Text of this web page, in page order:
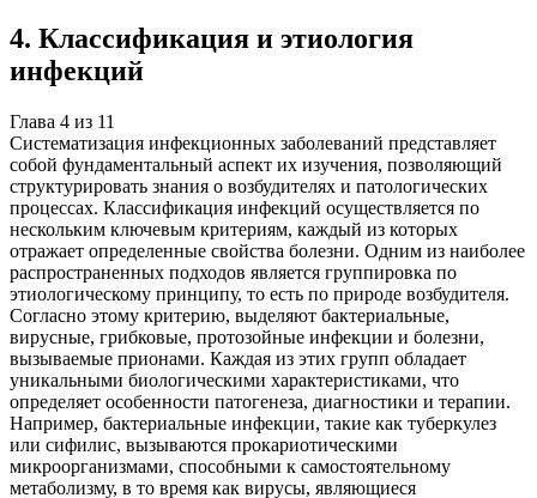
4. Классификация и этиология
инфекций
Глава 4 из 11
Систематизация инфекционных заболеваний представляет
собой фундаментальный аспект их изучения, позволяющий
структурировать знания о возбудителях и патологических
процессах. Классификация инфекций осуществляется по
нескольким ключевым критериям, каждый из которых
отражает определенные свойства болезни. Одним из наиболее
распространенных подходов является группировка по
этиологическому принципу, то есть по природе возбудителя.
Согласно этому критерию, выделяют бактериальные,
вирусные, грибковые, протозойные инфекции и болезни,
вызываемые прионами. Каждая из этих групп обладает
уникальными биологическими характеристиками, что
определяет особенности патогенеза, диагностики и терапии.
Например, бактериальные инфекции, такие как туберкулез
или сифилис, вызываются прокариотическими
микроорганизмами, способными к самостоятельному
метаболизму, в то время как вирусы, являющиеся